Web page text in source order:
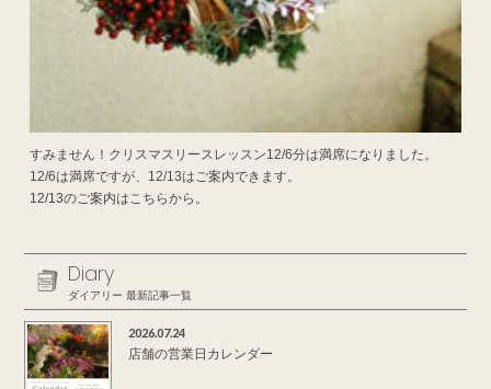
すみません！クリスマスリースレッスン12/6分は満席になりました。
12/6は満席ですが、12/13はご案内できます。
12/13のご案内はこちらから。
Diary
ダイアリー 最新記事一覧
2026.07.24
店舗の営業日カレンダー